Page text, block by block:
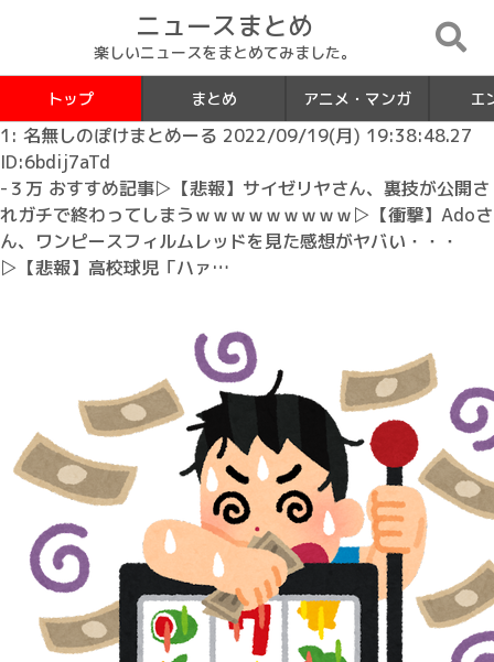
ニュースまとめ
楽しいニュースをまとめてみました。
トップ まとめ アニメ・マンガ エ
1: 名無しのぽけまとめーる 2022/09/19(月) 19:38:48.27
ID:6bdij7aTd
-３万 おすすめ記事▷【悲報】サイゼリヤさん、裏技が公開さ
れガチで終わってしまうｗｗｗｗｗｗｗｗｗ▷【衝撃】Adoさ
ん、ワンピースフィルムレッドを見た感想がヤバい・・・
▷【悲報】高校球児「ハァ…